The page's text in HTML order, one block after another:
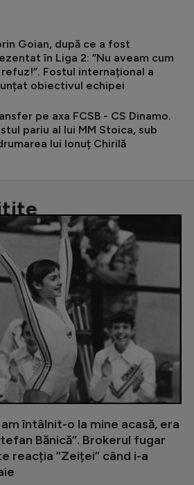
Goian, după ce a fost
în Liga 2: ”Nu aveam cum
refuz!”. Fostul internațional a
obiectivul echipei
pe axa FCSB - CS Dinamo.
pariu al lui MM Stoica, sub
lui Ionuț Chirilă
am întâlnit-o la mine acasă, era
Bănică”. Brokerul fugar
reacția ”Zeiței” când i-a